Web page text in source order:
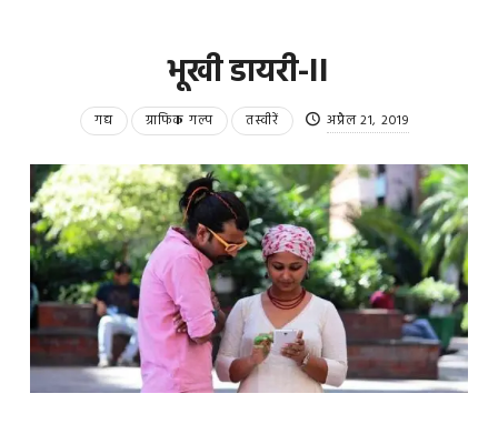
भूखी डायरी-II
गद्य ग्राफिक गल्प तस्वीरें अप्रैल 21, 2019